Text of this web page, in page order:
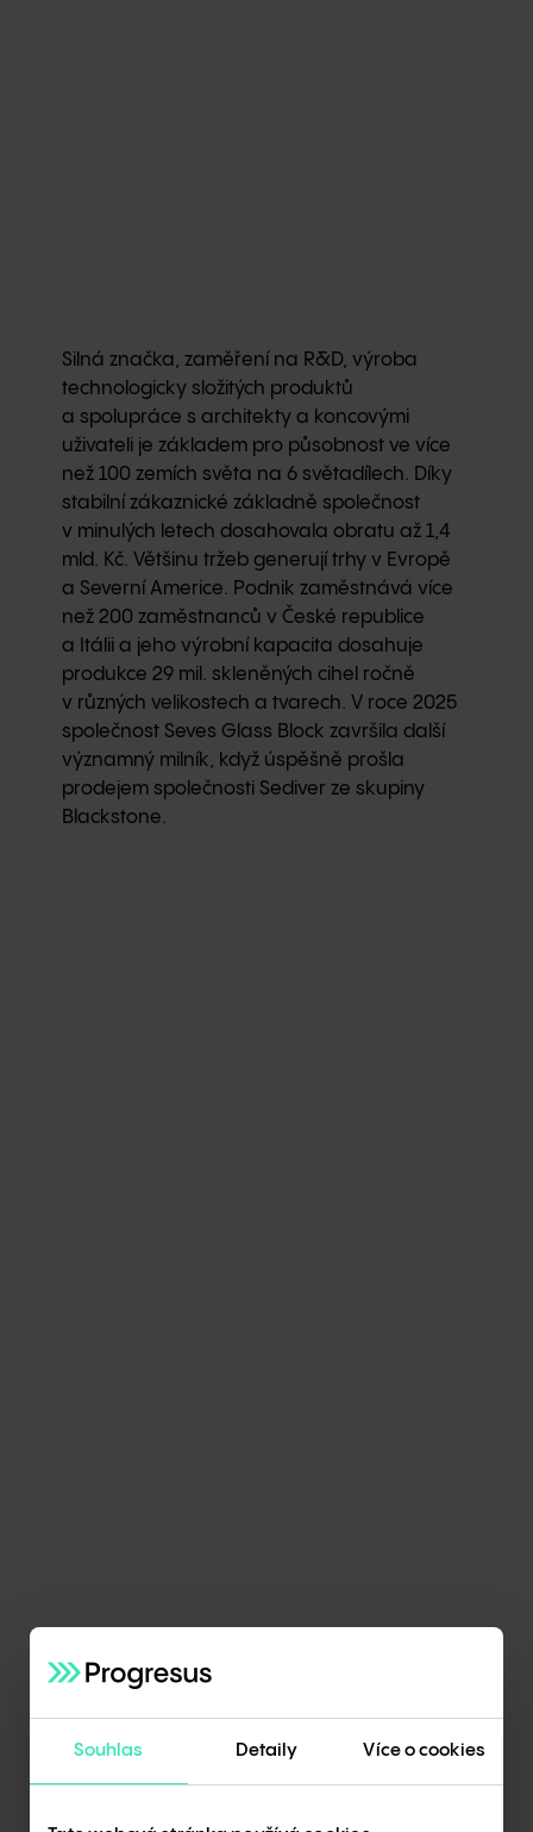
Souhlas Detaily Více o cookies
Silná značka, zaměření na R&D, výroba
technologicky složitých produktů
a spolupráce s architekty a koncovými
uživateli je základem pro působnost ve více
než 100 zemích světa na 6 světadílech. Díky
stabilní zákaznické základně společnost
v minulých letech dosahovala obratu až 1,4
mld. Kč. Většinu tržeb generují trhy v Evropě
a Severní Americe. Podnik zaměstnává více
než 200 zaměstnanců v České republice
a Itálii a jeho výrobní kapacita dosahuje
produkce 29 mil. skleněných cihel ročně
v různých velikostech a tvarech. V roce 2025
společnost Seves Glass Block završila další
významný milník, když úspěšně prošla
prodejem společnosti Sediver ze skupiny
Blackstone.
Produkce skleněných tvárnic
mil.